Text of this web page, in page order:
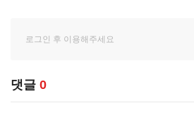
댓글 0